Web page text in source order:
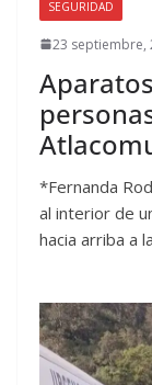
SEGURIDAD
23 septiembre,
*Fernanda
al interior de
hacia arriba a la